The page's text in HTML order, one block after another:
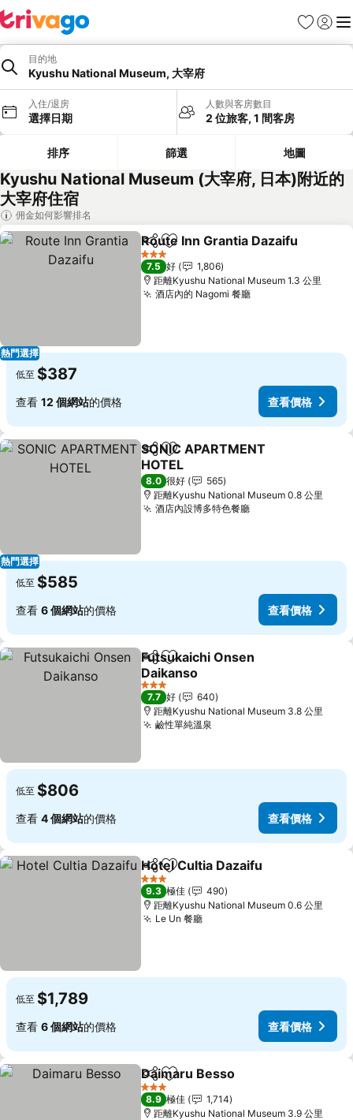
收藏夾
登入 選
目的地
Kyushu National Museum, 大宰府
入住/退房
選擇日期
人數與客房數目
2 位旅客, 1 間客房
排序 篩選 地圖
Kyushu National Museum (大宰府, 日本)附近的
大宰府住宿
佣金如何影響排名
熱門選擇
分享 放到收藏夾
Route Inn Grantia Dazaifu
3 星級
7.5 好
1,806
距離Kyushu National Museum 1.3 公里
酒店內的 Nagomi 餐廳查看價格
低至 $387
查看 12 個網站的價格 查看價格
熱門選擇
分享 放到收藏夾
SONIC APARTMENT
HOTEL
查看價格
8.0 很好
565
距離Kyushu National Museum 0.8 公里
酒店內設博多特色餐廳查看價格
低至 $585
查看 6 個網站的價格 查看價格
分享 放到收藏夾
Futsukaichi Onsen
Daikanso
查看價格
3 星級
7.7 好
640
距離Kyushu National Museum 3.8 公里
鹼性單純溫泉查看價格
低至 $806
查看 4 個網站的價格 查看價格
分享 放到收藏夾
Hotel Cultia Dazaifu
3 星級
9.3 極佳
490
距離Kyushu National Museum 0.6 公里
Le Un 餐廳查看價格
低至 $1,789
查看 6 個網站的價格 查看價格
分享 放到收藏夾
Daimaru Besso
3 星級
8.9 極佳
1,714
距離Kyushu National Museum 3.9 公里